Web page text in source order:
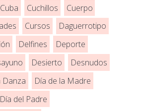
Cuba Cuchillos
Cuerpo
Cursos
Daguerrotipo
Delfines
Deporte
Desierto
Desnudos
Danza
Día de la Madre
Día del Padre